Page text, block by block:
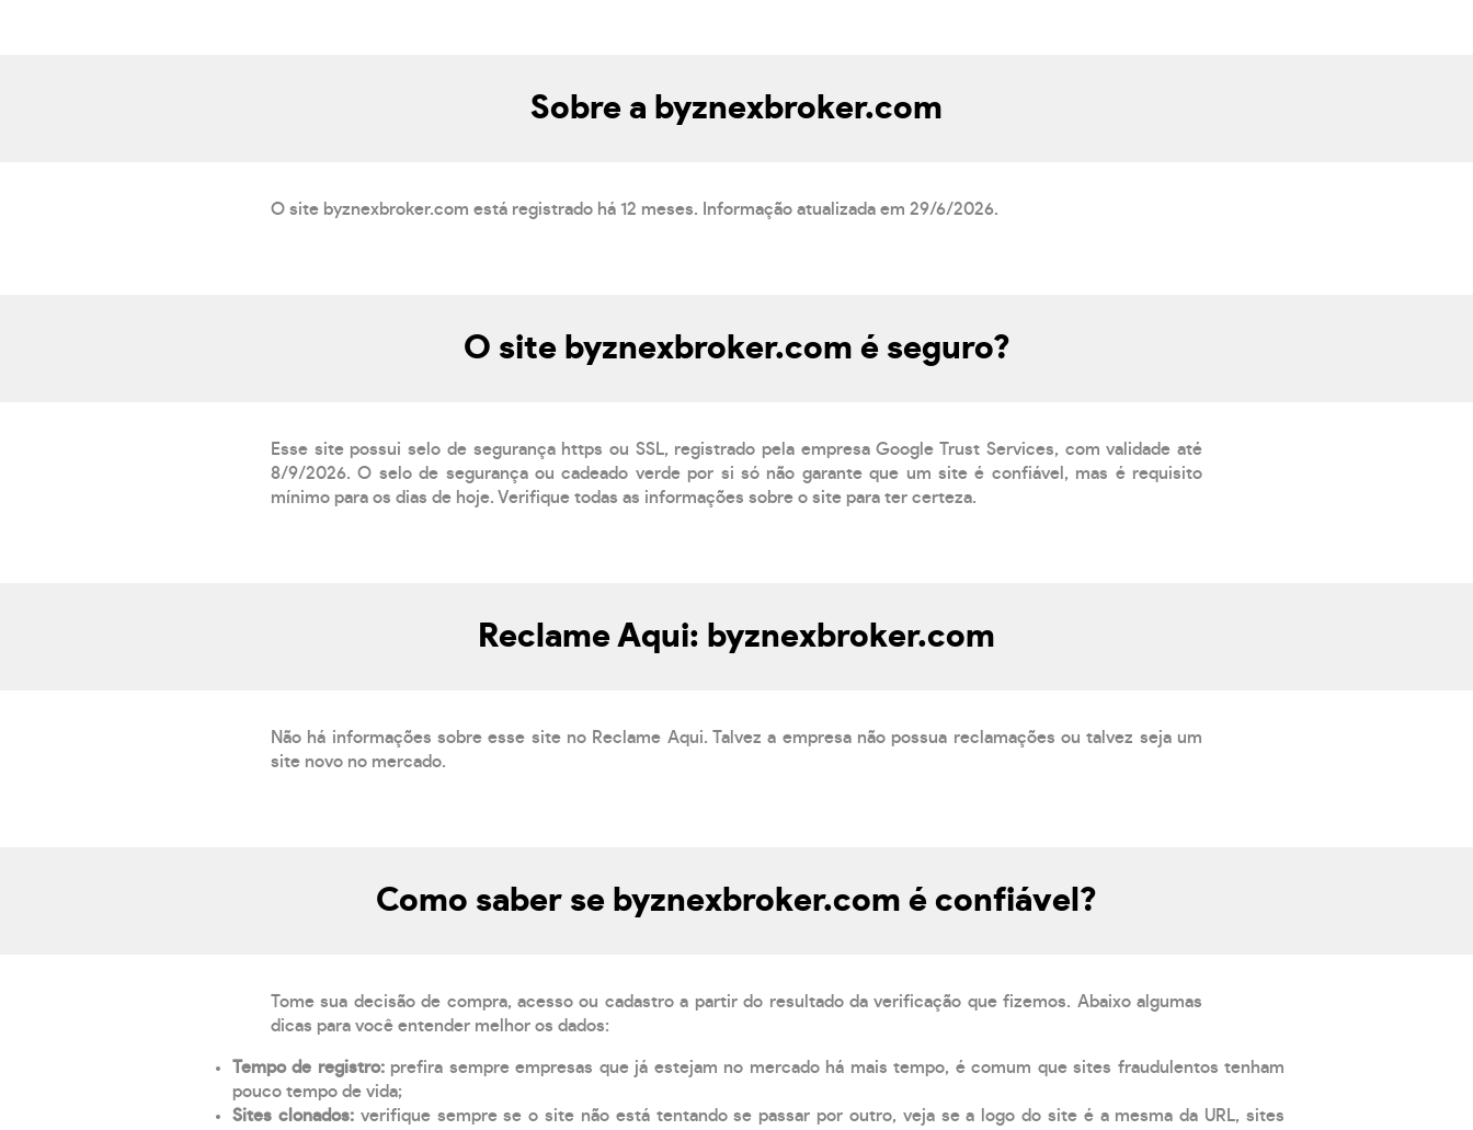
Sobre a byznexbroker.com
O site byznexbroker.com está registrado há 12 meses. Informação atualizada em 29/6/2026.
O site byznexbroker.com é seguro?
Esse site possui selo de segurança https ou SSL, registrado pela empresa Google Trust Services, com validade até
8/9/2026. O selo de segurança ou cadeado verde por si só não garante que um site é confiável, mas é requisito
mínimo para os dias de hoje. Verifique todas as informações sobre o site para ter certeza.
Reclame Aqui: byznexbroker.com
Não há informações sobre esse site no Reclame Aqui. Talvez a empresa não possua reclamações ou talvez seja um
site novo no mercado.
Como saber se byznexbroker.com é confiável?
Tome sua decisão de compra, acesso ou cadastro a partir do resultado da verificação que fizemos. Abaixo algumas
dicas para você entender melhor os dados:
Tempo de registro: prefira sempre empresas que já estejam no mercado há mais tempo, é comum que sites fraudulentos tenham
pouco tempo de vida;
Sites clonados: verifique sempre se o site não está tentando se passar por outro, veja se a logo do site é a mesma da URL, sites